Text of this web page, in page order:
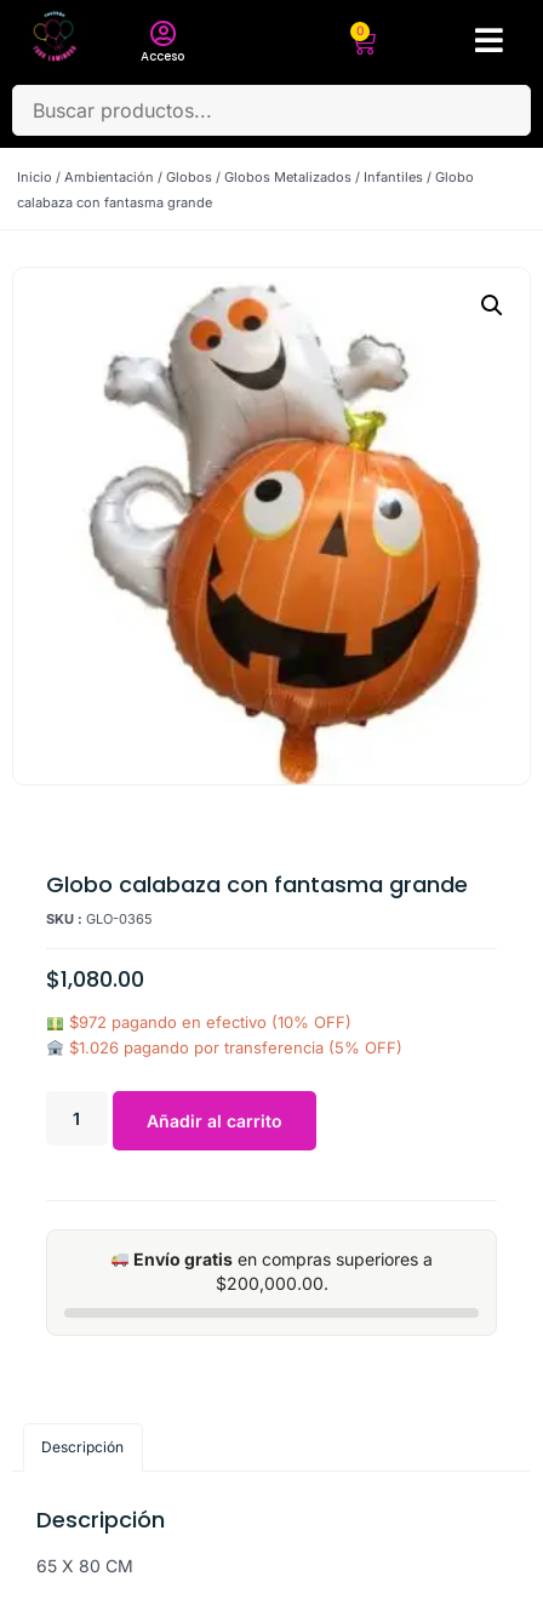
Acceso
0
Inicio / Ambientación / Globos / Globos Metalizados / Infantiles / Globo
calabaza con fantasma grande
Globo calabaza con fantasma grande
SKU : GLO-0365
$1,080.00
$972 pagando en efectivo (10% OFF)
$1.026 pagando por transferencia (5% OFF)
Añadir al carrito
Envío gratis en compras superiores a
$200,000.00.
Descripción
Descripción
65 X 80 CM